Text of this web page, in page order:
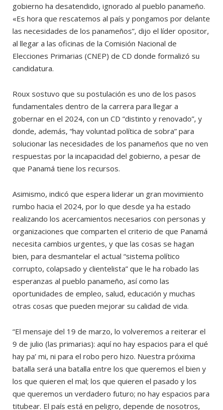
gobierno ha desatendido, ignorado al pueblo panameño.
«Es hora que rescatemos al país y pongamos por delante
las necesidades de los panameños”, dijo el líder opositor,
al llegar a las oficinas de la Comisión Nacional de
Elecciones Primarias (CNEP) de CD donde formalizó su
candidatura.
Roux sostuvo que su postulación es uno de los pasos
fundamentales dentro de la carrera para llegar a
gobernar en el 2024, con un CD “distinto y renovado”, y
donde, además, “hay voluntad política de sobra” para
solucionar las necesidades de los panameños que no ven
respuestas por la incapacidad del gobierno, a pesar de
que Panamá tiene los recursos.
Asimismo, indicó que espera liderar un gran movimiento
rumbo hacia el 2024, por lo que desde ya ha estado
realizando los acercamientos necesarios con personas y
organizaciones que comparten el criterio de que Panamá
necesita cambios urgentes, y que las cosas se hagan
bien, para desmantelar el actual “sistema político
corrupto, colapsado y clientelista” que le ha robado las
esperanzas al pueblo panameño, así como las
oportunidades de empleo, salud, educación y muchas
otras cosas que pueden mejorar su calidad de vida.
“El mensaje del 19 de marzo, lo volveremos a reiterar el
9 de julio (las primarias): aquí no hay espacios para el qué
hay pa’ mi, ni para el robo pero hizo. Nuestra próxima
batalla será una batalla entre los que queremos el bien y
los que quieren el mal; los que quieren el pasado y los
que queremos un verdadero futuro; no hay espacios para
titubear. El país está en peligro, depende de nosotros,